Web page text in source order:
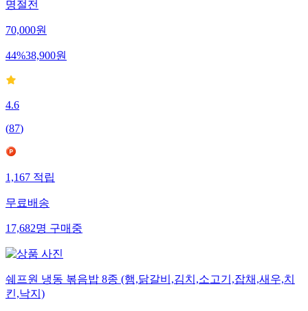
명절전
70,000원
44%38,900원
4.6
(87)
1,167적립
무료배송
17,682명구매중
쉐프원 냉동 볶음밥 8종 (햄,닭갈비,김치,소고기,잡채,새우,치
킨,낙지)